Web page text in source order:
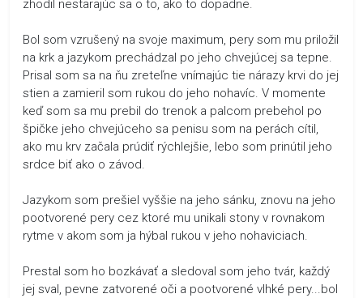
zhodil nestarajúc sa o to, ako to dopadne.
Bol som vzrušený na svoje maximum, pery som mu priložil
na krk a jazykom prechádzal po jeho chvejúcej sa tepne.
Prisal som sa na ňu zreteľne vnímajúc tie nárazy krvi do jej
stien a zamieril som rukou do jeho nohavíc. V momente
keď som sa mu prebil do trenok a palcom prebehol po
špičke jeho chvejúceho sa penisu som na perách cítil,
ako mu krv začala prúdiť rýchlejšie, lebo som prinútil jeho
srdce biť ako o závod.
Jazykom som prešiel vyššie na jeho sánku, znovu na jeho
pootvorené pery cez ktoré mu unikali stony v rovnakom
rytme v akom som ja hýbal rukou v jeho nohaviciach.
Prestal som ho bozkávať a sledoval som jeho tvár, každý
jej sval, pevne zatvorené oči a pootvorené vlhké pery...bol